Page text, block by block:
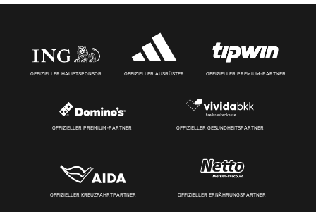
OFFIZIELLER HAUPTSPONSOR OFFIZIELLER AUSRÜSTER OFFIZIELLER PREMIUM-PARTNER
OFFIZIELLER PREMIUM-PARTNER OFFIZIELLER GESUNDHEITSPARTNER
OFFIZIELLER KREUZFAHRTPARTNER OFFIZIELLER ERNÄHRUNGSPARTNER